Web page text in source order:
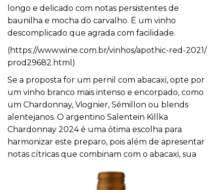
longo e delicado com notas persistentes de
baunilha e mocha do carvalho. É um vinho
descomplicado que agrada com facilidade.
(https://www.wine.com.br/vinhos/apothic-red-2021/
prod29682.html )
Se a proposta for um pernil com abacaxi, opte por
um vinho branco mais intenso e encorpado, como
um Chardonnay, Viognier, Sémillon ou blends
alentejanos. O argentino Salentein Killka
Chardonnay 2024 é uma ótima escolha para
harmonizar este preparo, pois além de apresentar
notas cítricas que combinam com o abacaxi, sua